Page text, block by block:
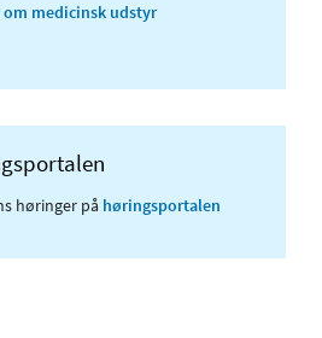
medicinsk udstyr
høringer på høringsportalen